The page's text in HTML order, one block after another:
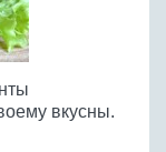
вкусны.